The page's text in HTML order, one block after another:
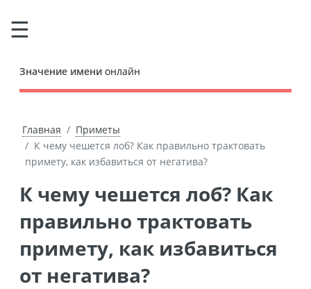
Значение имени онлайн
Главная
Приметы
К чему чешется лоб? Как правильно трактовать
примету, как избавиться от негатива?
К чему чешется лоб? Как
правильно трактовать
примету, как избавиться
от негатива?